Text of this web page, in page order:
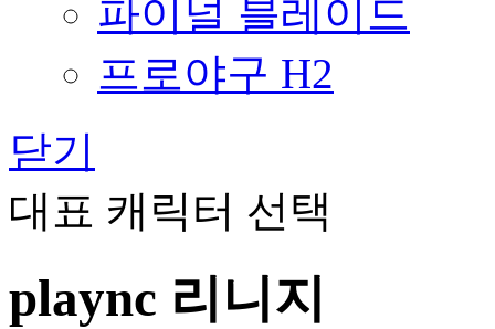
파이널 블레이드
프로야구 H2
닫기
대표 캐릭터 선택
plaync 리니지